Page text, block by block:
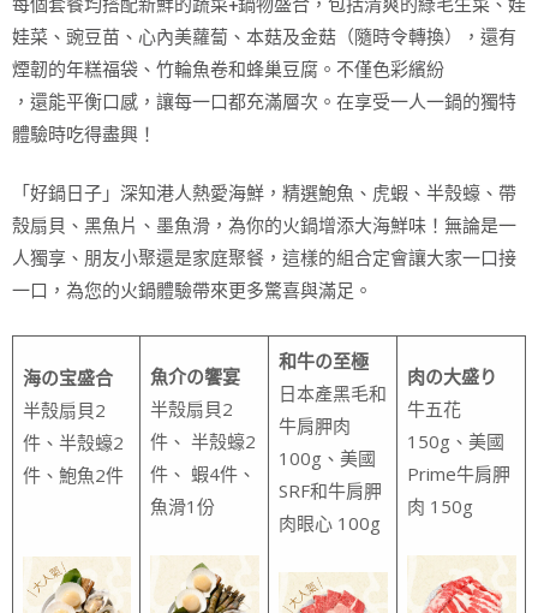
娃菜、豌豆苗、心內美蘿蔔、本菇及金菇（隨時令轉換），還有
煙韌的年糕福袋、竹輪魚卷和蜂巢豆腐。不僅色彩繽紛
，還能平衡口感，讓每一口都充滿層次。在享受一人一鍋的獨特
體驗時吃得盡興！
「好鍋日子」深知港人熱愛海鮮，精選鮑魚、虎蝦、半殼蠔、帶
殼扇貝、黑魚片、墨魚滑，為你的火鍋增添大海鮮味！無論是一
人獨享、朋友小聚還是家庭聚餐，這樣的組合定會讓大家一口接
一口，為您的火鍋體驗帶來更多驚喜與滿足。
海の宝盛合
半殼扇貝2
件、半殼蠔2
件、鮑魚2件
魚介の饗宴
半殼扇貝2
件、 半殼蠔2
件、 蝦4件、
魚滑1份
和牛の至極
日本產黑毛和
牛肩胛肉
100g、美國
SRF和牛肩胛
肉眼心 100g
肉の大盛り
牛五花
150g、美國
Prime牛肩胛
肉 150g